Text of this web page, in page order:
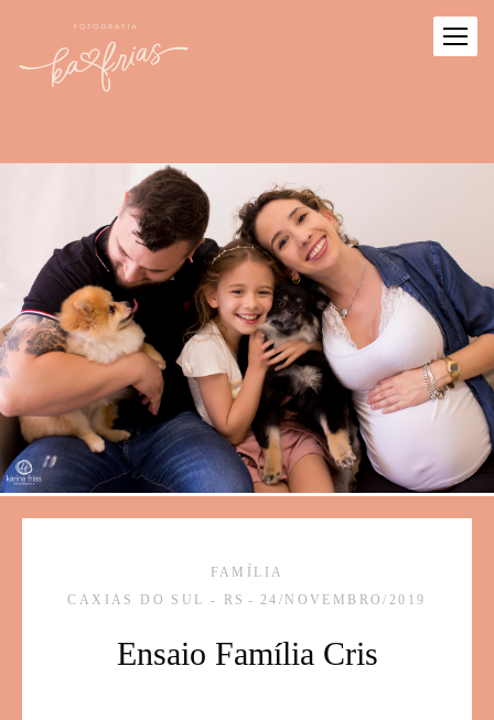
FAMÍLIA
CAXIAS DO SUL - RS
24/NOVEMBRO/2019
Ensaio Família Cris